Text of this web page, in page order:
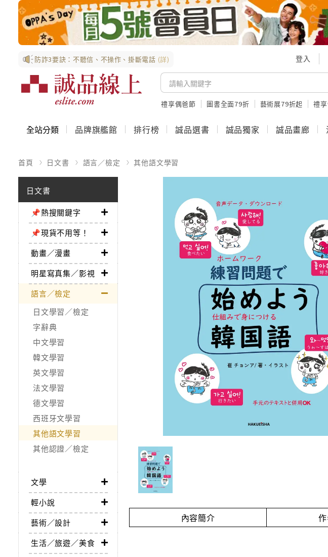
防詐3要訣：不聽信、不操作、掛斷電話 (詳) 登入
禮享偶爸節 圖書全面79折 藝術展79折起 禮
全站分類 品牌旗艦館 排行榜 誠品選書 誠品獨家 誠品畫廊
首頁 日文書 語言／檢定 其他語文學習
日文書
📌熱搜關鍵字
📌現貨不用等！
動畫／漫畫
明星寫真集／影視
語言／檢定
日文學習／檢定
字辭典
中文學習
韓文學習
英文學習
法文學習
德文學習
西班牙文學習
其他語文學習
其他認證／檢定
文學
輕小說
藝術／設計
生活／旅遊／美食
內容簡介